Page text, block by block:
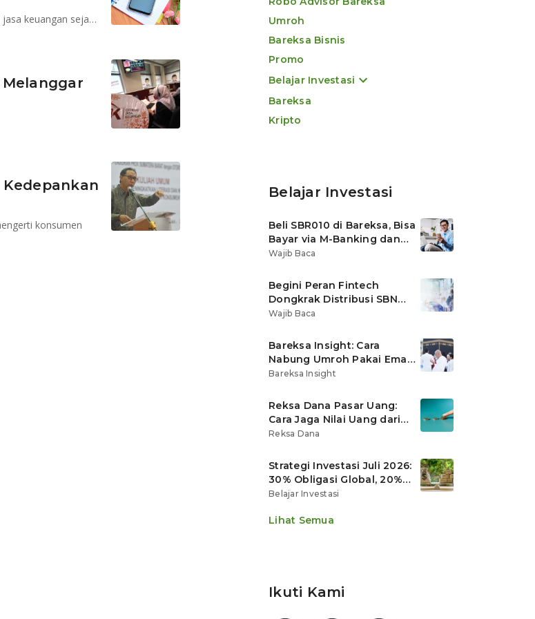
Ketentuan ini mengatur penerapan perlindungan konsumen oleh industri jasa keuangan sejak perencanaan produk, pelayanan dan penyelesaian sengketa
konsumen
Umroh
Bareksa Bisnis
Promo
Belajar Investasi
Bareksa
Kripto
Belajar Investasi
Beli SBR010 di Bareksa, Bisa
Bayar via M-Banking dan
OVO di Tokopedia
Wajib Baca
Begini Peran Fintech
Dongkrak Distribusi SBN
Ritel
Wajib Baca
Bareksa Insight: Cara
Nabung Umroh Pakai Emas
Digital agar Nilainya
Bareksa Insight
Reksa Dana Pasar Uang:
Cara Jaga Nilai Uang dari
Gerusan Inflasi
Reksa Dana
Strategi Investasi Juli 2026:
30% Obligasi Global, 20%
Emas, Saham Ekspor Jadi
Belajar Investasi
Lihat Semua
Ikuti Kami